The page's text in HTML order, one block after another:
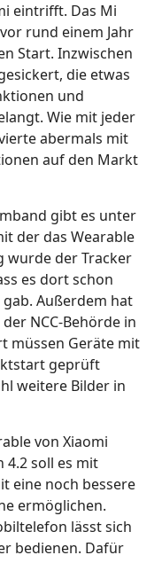
eintrifft. Das Mi
rund einem Jahr
Start. Inzwischen
die etwas
und
Wie mit jeder
abermals mit
auf den Markt
gibt es unter
der das Wearable
wurde der Tracker
es dort schon
Außerdem hat
NCC-Behörde in
müssen Geräte mit
geprüft
weitere Bilder in
von Xiaomi
4.2 soll es mit
eine noch bessere
ermöglichen.
lässt sich
bedienen. Dafür